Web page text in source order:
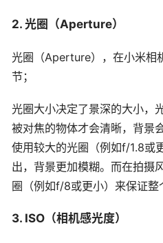
2. 光圈（Aperture）
光圈（Aperture），在小米相
节；
光圈大小决定了景深的大小，
被对焦的物体才会清晰，背景
使用较大的光圈（例如f/1.8或
出，背景更加模糊。而在拍摄
圈（例如f/8或更小）来保证整
3. ISO（相机感光度）